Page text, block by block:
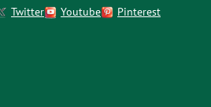
Twitter Youtube Pinterest